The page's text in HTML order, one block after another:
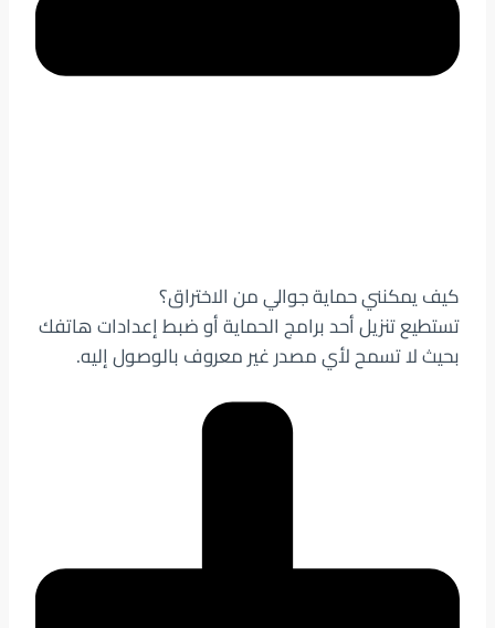
كيف يمكنني حماية جوالي من الاختراق؟
تستطيع تنزيل أحد برامج الحماية أو ضبط إعدادات هاتفك
بحيث لا تسمح لأي مصدر غير معروف بالوصول إليه.